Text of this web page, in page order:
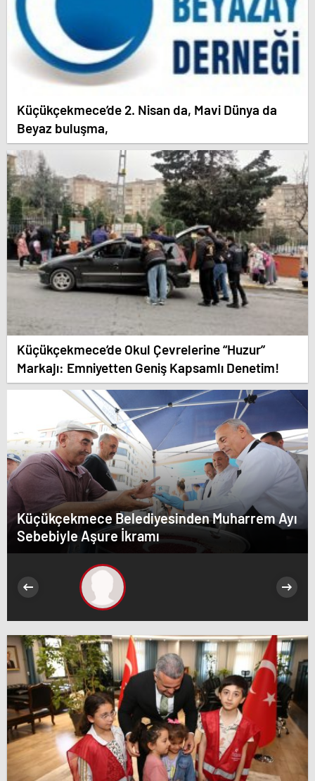
Küçükçekmece’de 2. Nisan da, Mavi Dünya da
Beyaz buluşma,
Küçükçekmece’de Okul Çevrelerine “Huzur”
Markajı: Emniyetten Geniş Kapsamlı Denetim!
Küçükçekmece Belediyesinden Muharrem Ayı
Sebebiyle Aşure İkramı